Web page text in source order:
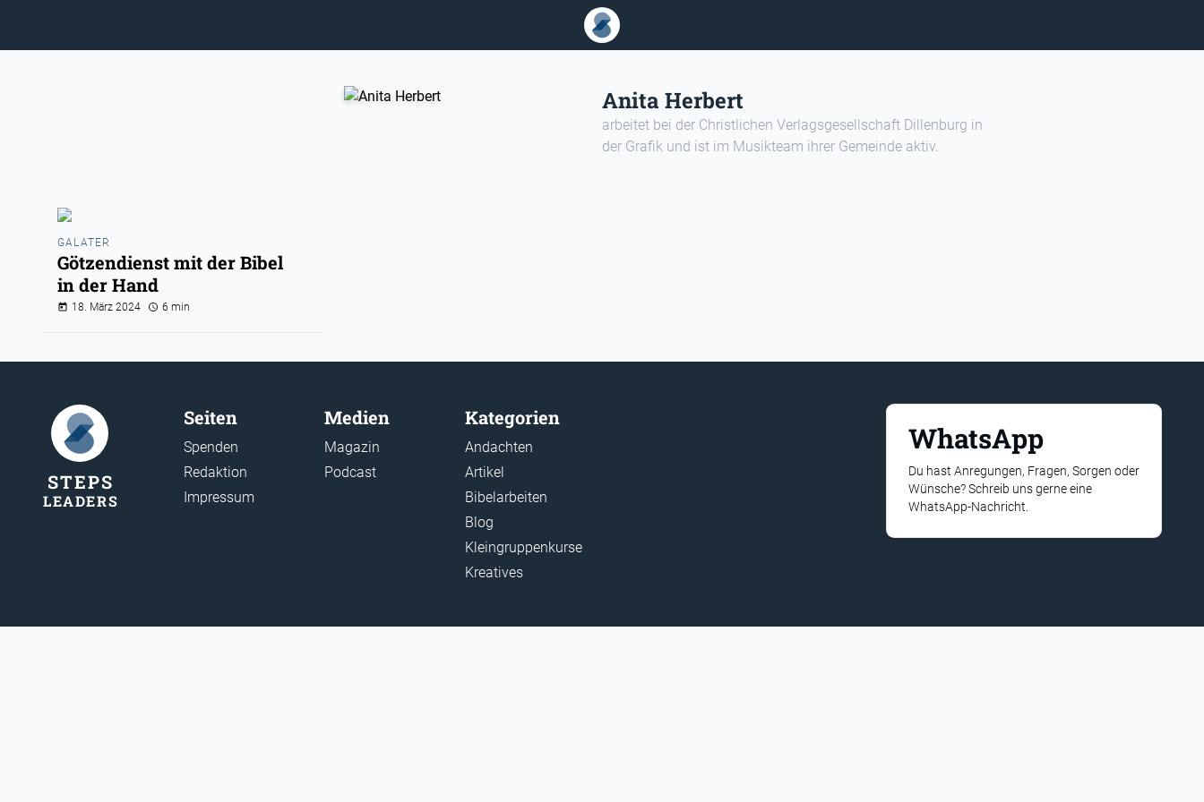
Anita Herbert
arbeitet bei der Christlichen Verlagsgesellschaft Dillenburg in
der Grafik und ist im Musikteam ihrer Gemeinde aktiv.
GALATER
Götzendienst mit der Bibel
in der Hand
18. März 2024 6 min
STEPS
LEADERS
Seiten
Spenden
Redaktion
Impressum
Medien
Magazin
Podcast
Kategorien
Andachten
Artikel
Bibelarbeiten
Blog
Kleingruppenkurse
Kreatives
WhatsApp
Du hast Anregungen, Fragen, Sorgen oder
Wünsche? Schreib uns gerne eine
WhatsApp-Nachricht.